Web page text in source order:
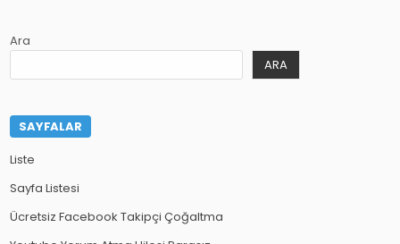
Ara
ARA
SAYFALAR
Liste
Sayfa Listesi
Ücretsiz Facebook Takipçi Çoğaltma